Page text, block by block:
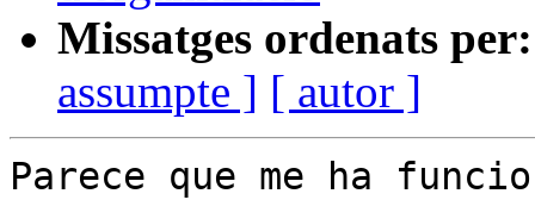
Missatges ordenats per:
assumpte ] [ autor ]
Parece que me ha